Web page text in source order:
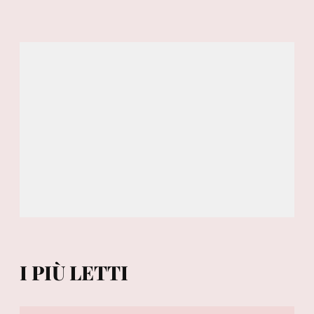
I PIÙ LETTI